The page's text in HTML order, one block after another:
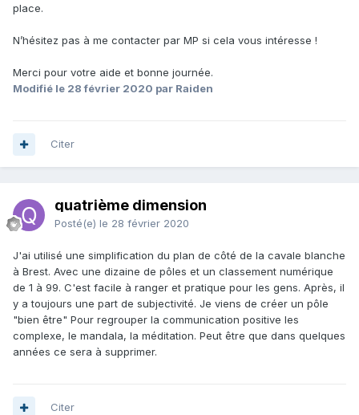
place.
N’hésitez pas à me contacter par MP si cela vous intéresse !
Merci pour votre aide et bonne journée.
Modifié le 28 février 2020 par Raiden
Citer
quatrième dimension
Posté(e) le 28 février 2020
J'ai utilisé une simplification du plan de côté de la cavale blanche
à Brest. Avec une dizaine de pôles et un classement numérique
de 1 à 99. C'est facile à ranger et pratique pour les gens. Après, il
y a toujours une part de subjectivité. Je viens de créer un pôle
"bien être" Pour regrouper la communication positive les
complexe, le mandala, la méditation. Peut être que dans quelques
années ce sera à supprimer.
Citer